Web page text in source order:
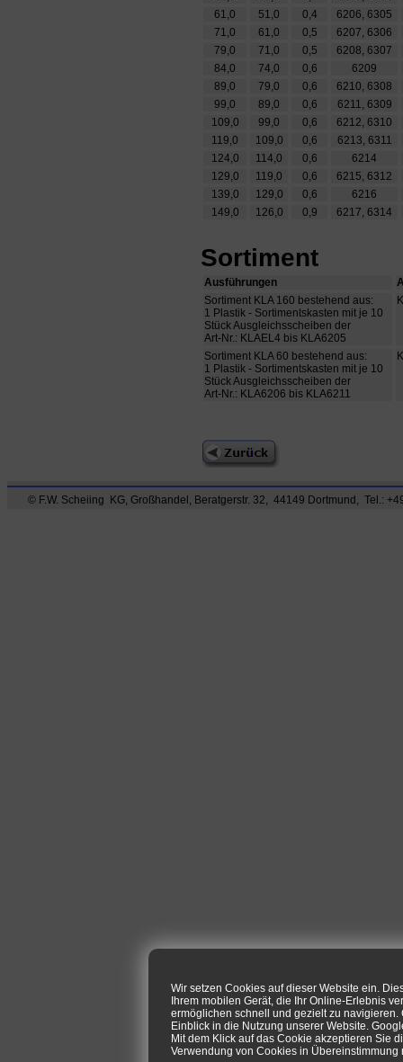
61,0
51,0 0,4 6206, 6305
71,0
61,0 0,5 6207, 6306
79,0
71,0 0,5 6208, 6307
84,0
74,0 0,6 6209
89,0
79,0 0,6 6210, 6308
99,0
89,0 0,6 6211, 6309
109,0
99,0 0,6 6212, 6310
119,0
109,0 0,6 6213, 6311
124,0
114,0 0,6 6214
129,0
119,0 0,6 6215, 6312
139,0
129,0 0,6 6216
149,0
126,0 0,9 6217, 6314
Sortiment
Ausführungen
Sortiment KLA 160 bestehend aus:
1 Plastik - Sortimentskasten mit je 10
Stück Ausgleichsscheiben der
Art-Nr.: KLAEL4 bis KLA6205
Sortiment KLA 60 bestehend aus:
1 Plastik - Sortimentskasten mit je 10
Stück Ausgleichsscheiben der
Art-Nr.: KLA6206 bis KLA6211
© F.W. Scheiing KG, Großhandel, Beratgerstr. 32, 44149 Dortmund, Tel.:
Wir setzen Cookies auf dieser Website ein.
Ihrem mobilen Gerät, die Ihr Online-Erlebnis
ermöglichen schnell und gezielt zu
Einblick in die Nutzung unserer Website.
Mit dem Klick auf das Cookie akzeptieren Sie
Verwendung von Cookies in